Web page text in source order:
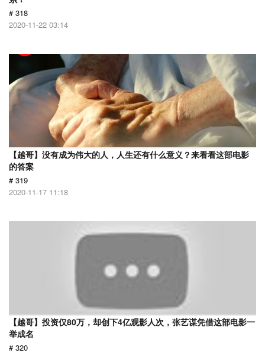
# 318
2020-11-22 03:14
【越哥】没有成为伟大的人，人生还有什么意义？来看看这部电影
的答案
# 319
2020-11-17 11:18
【越哥】投资仅80万，却创下4亿观影人次，张艺谋凭借这部电影一
举成名
# 320